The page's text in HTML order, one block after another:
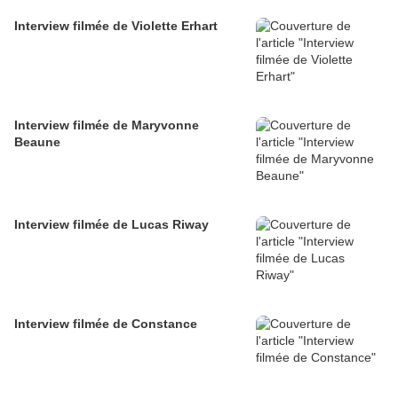
Interview filmée de Violette Erhart
Interview filmée de Maryvonne
Beaune
Interview filmée de Lucas Riway
Interview filmée de Constance